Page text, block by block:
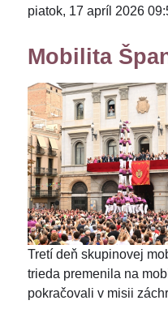
piatok, 17 apríl 2026
Mobilita
Tretí deň skupinovej
trieda premenila na
pokračovali v misii